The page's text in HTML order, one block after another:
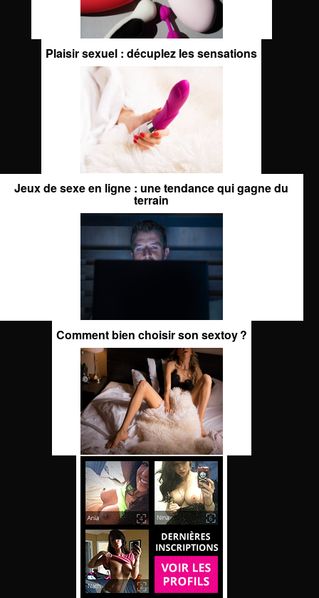
Plaisir sexuel : décuplez les sensations
Jeux de sexe en ligne : une tendance qui gagne du
terrain
Comment bien choisir son sextoy ?